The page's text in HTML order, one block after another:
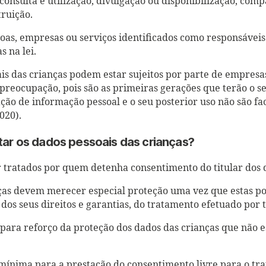
empresas ou serviços identificados como
na lei.
das crianças podem estar sujeitos por parte de
pois são as primeiras gerações que terão o
de informação pessoal e o seu posterior uso não são
os dados pessoais das crianças?
tratados por quem detenha consentimento do titular dos
devem merecer especial proteção uma vez que estas
seus direitos e garantias, do tratamento efetuado por
reforço da proteção dos dados das crianças que não